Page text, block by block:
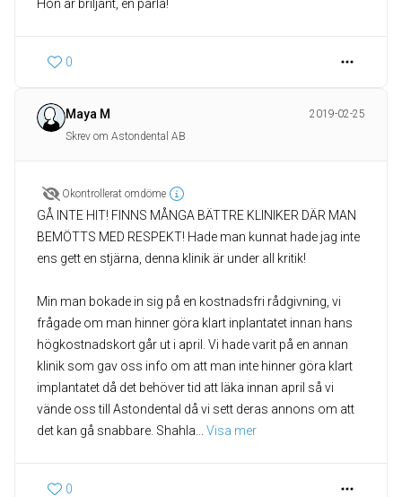
Hon är briljant, en pärla!
0
Maya M
2019-02-25
Skrev om Astondental AB
Okontrollerat omdöme
GÅ INTE HIT! FINNS MÅNGA BÄTTRE KLINIKER DÄR MAN
BEMÖTTS MED RESPEKT! Hade man kunnat hade jag inte
ens gett en stjärna, denna klinik är under all kritik!
Min man bokade in sig på en kostnadsfri rådgivning, vi
frågade om man hinner göra klart inplantatet innan hans
högkostnadskort går ut i april. Vi hade varit på en annan
klinik som gav oss info om att man inte hinner göra klart
implantatet då det behöver tid att läka innan april så vi
vände oss till Astondental då vi sett deras annons om att
det kan gå snabbare. Shahla
Visa mer
0